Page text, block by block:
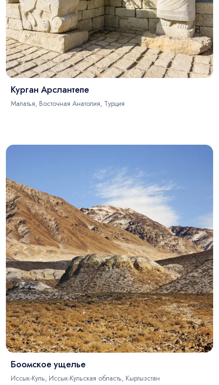
Курган Арслантепе
Малатья, Восточная Анатолия, Турция
Боомское ущелье
Иссык-Куль, Иссык-Кульская область, Кыргызстан